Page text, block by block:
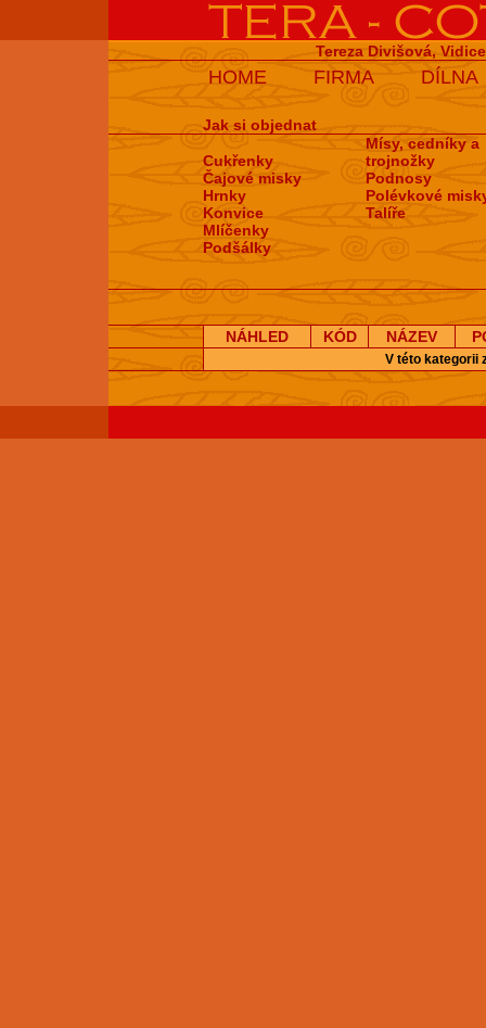
Tereza Divišová,
HOME FIRMA DÍLNA
Jak si objednat
Cukřenky
Čajové misky
Hrnky
Konvice
Mlíčenky
Podšálky
Mísy, cedníky a
trojnožky
Podnosy
Polévkové
Talíře
NÁHLED KÓD NÁZEV
V této kategorii